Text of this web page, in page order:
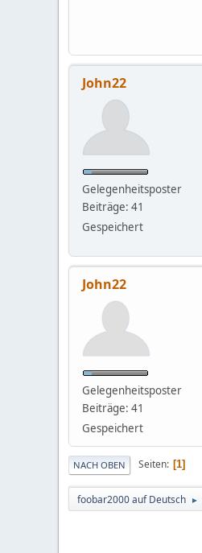
John22
Gelegenheitsposter
Beiträge: 41
Gespeichert
John22
Gelegenheitsposter
Beiträge: 41
Gespeichert
NACH OBEN Seiten 1
foobar2000 auf Deutsch ►